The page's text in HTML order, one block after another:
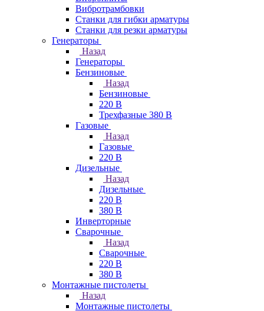
Вибротрамбовки
Станки для гибки арматуры
Станки для резки арматуры
Генераторы
Назад
Генераторы
Бензиновые
Назад
Бензиновые
220 В
Трехфазные 380 В
Газовые
Назад
Газовые
220 В
Дизельные
Назад
Дизельные
220 В
380 В
Инверторные
Сварочные
Назад
Сварочные
220 В
380 В
Монтажные пистолеты
Назад
Монтажные пистолеты